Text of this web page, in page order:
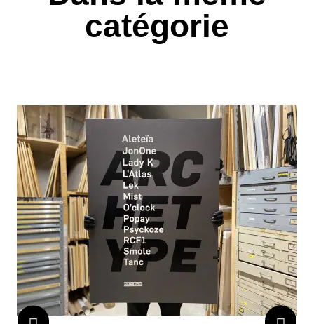
catégorie